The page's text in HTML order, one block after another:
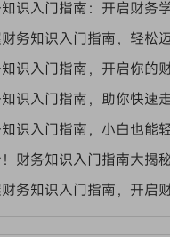
财务知识入门指南大揭